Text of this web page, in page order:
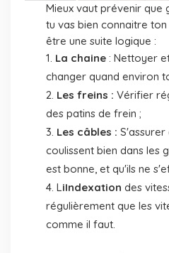
Mieux vaut prévenir que
tu vas bien connaitre
être une suite logique :
La chaine : Nettoyer
changer quand environ
Les freins :Vérifier
des patins de frein ;
Les câbles : S'assurer
coulissent bien dans les
est bonne, et qu'ils ne
LiIndexation des
régulièrement que les
comme il faut.